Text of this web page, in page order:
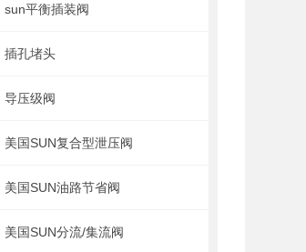
sun平衡插装阀
插孔堵头
导压级阀
美国SUN复合型泄压阀
美国SUN油路节省阀
美国SUN分流/集流阀